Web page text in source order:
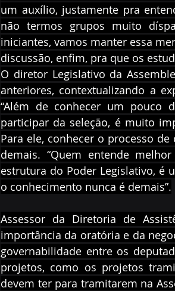
um auxílio, justamente pra
não termos grupos muito
iniciantes, vamos manter essa
discussão, enfim, pra que os
O diretor Legislativo da
anteriores, contextualizando a
“Além de conhecer um pouco
participar da seleção, é muito
Para ele, conhecer o processo
demais. “Quem entende
estrutura do Poder Legislativo, é
o conhecimento nunca é demais”.
Assessor da Diretoria de
importância da oratória e da
governabilidade entre os
projetos, como os projetos
devem ter para tramitarem na